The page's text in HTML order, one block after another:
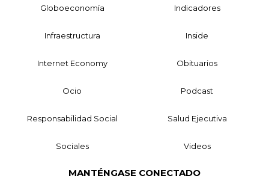
Globoeconomía Indicadores
Infraestructura Inside
Internet Economy Obituarios
Ocio Podcast
Responsabilidad Social Salud Ejecutiva
Sociales Videos
MANTÉNGASE CONECTADO